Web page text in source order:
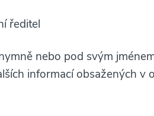
ředitel
nebo pod svým
informací obsažených v